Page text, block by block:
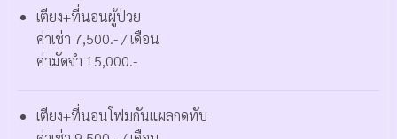
เตียง+ที่นอนผู้ป่วย
ค่าเช่า 7,500.- / เดือน
ค่ามัดจำ 15,000.-
เตียง+ที่นอนโฟมกันแผลกดทับ